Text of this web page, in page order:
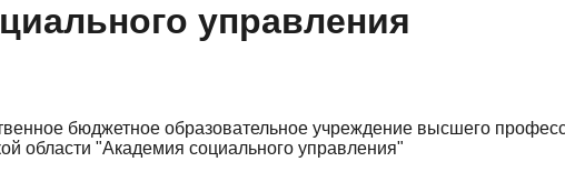
управления
бюджетное образовательное учреждение высшего
области "Академия социального управления"